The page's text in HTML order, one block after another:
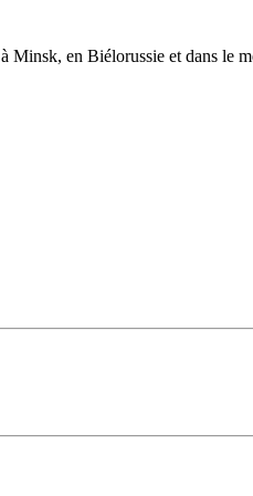
Minsk, en Biélorussie et dans le